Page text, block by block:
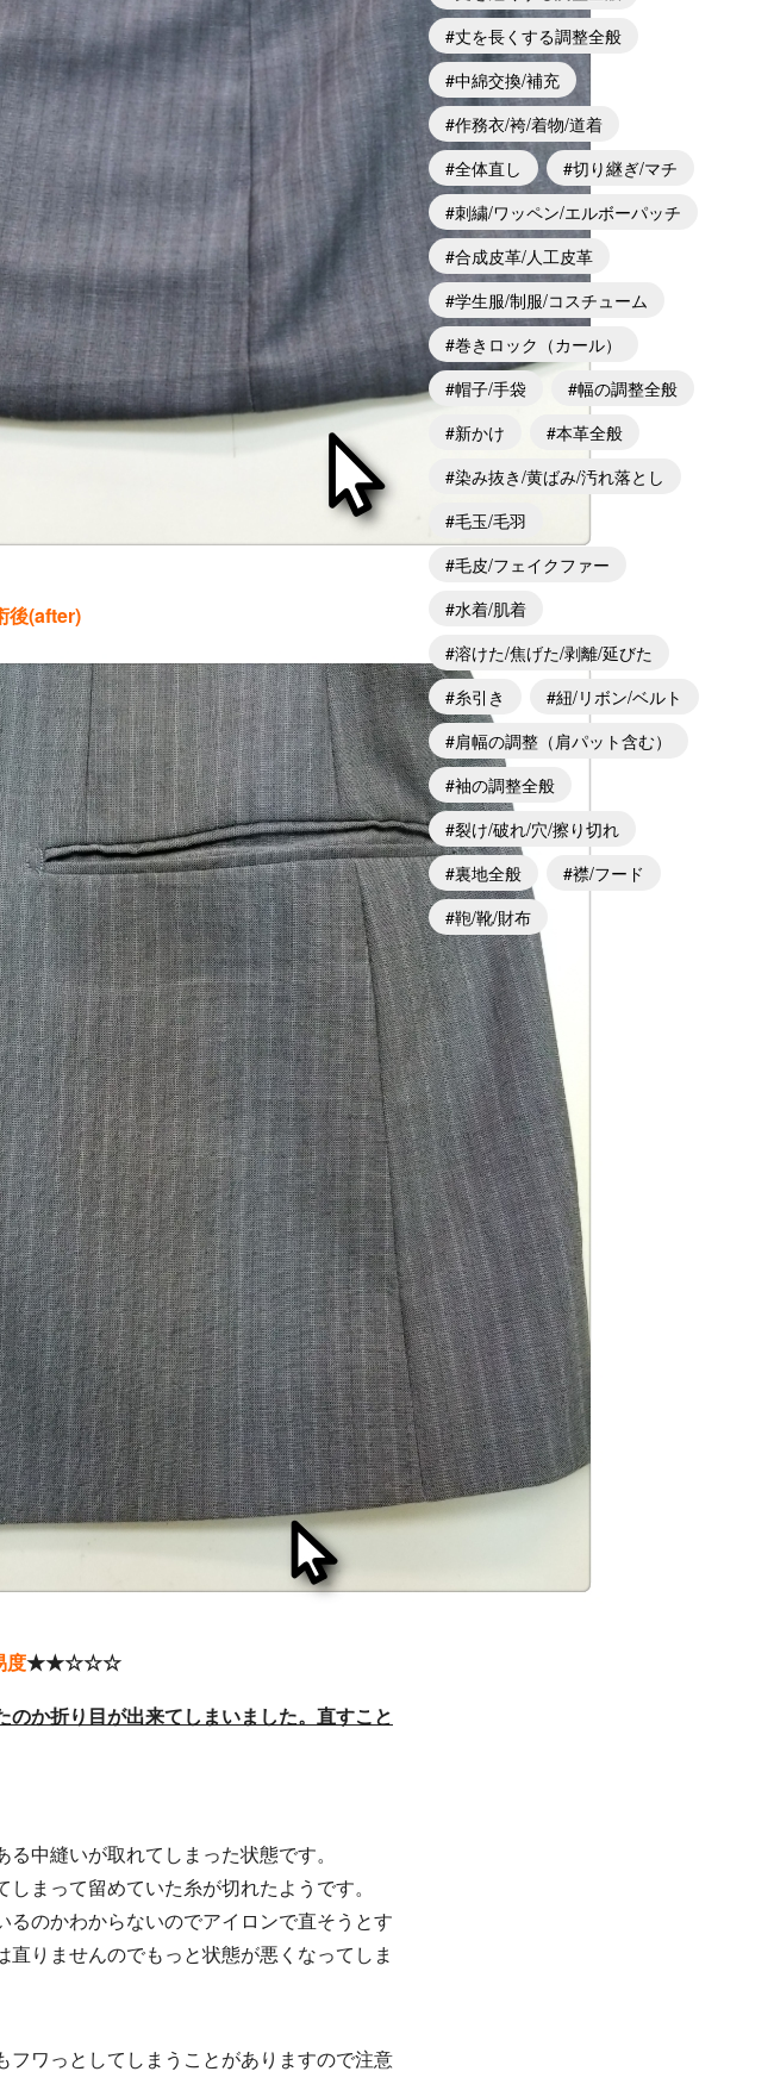
後(after)
度★★☆☆☆
のか折り目が出来てしまいました。直すこと
中縫いが取れてしまった状態です。
まって留めていた糸が切れたようです。
のかわからないのでアイロンで直そうとす
りませんのでもっと状態が悪くなってしま
ワっとしてしまうことがありますので注意
丈を長くする調整全般
中綿交換/補充
作務衣/袴/着物/道着
全体直し
切り継ぎ/マチ
刺繍/ワッペン/エルボーパッチ
合成皮革/人工皮革
学生服/制服/コスチューム
巻きロック（カール）
帽子/手袋
幅の調整全般
新かけ
本革全般
染み抜き/黄ばみ/汚れ落とし
毛玉/毛羽
毛皮/フェイクファー
水着/肌着
溶けた/焦げた/剥離/延びた
糸引き
紐/リボン/ベルト
肩幅の調整（肩パット含む）
袖の調整全般
裂け/破れ/穴/擦り切れ
裏地全般
襟/フード
鞄/靴/財布